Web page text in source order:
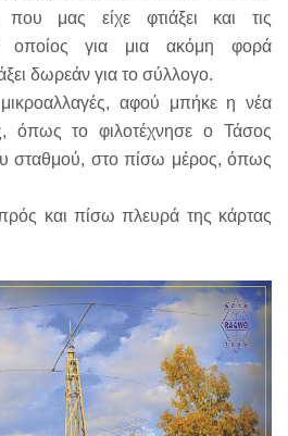
μας είχε φτιάξει και τις
οποίος για μια ακόμη φορά
δωρεάν για το σύλλογο.
αφού μπήκε η νέα
όπως το φιλοτέχνησε ο Τάσος
σταθμού, στο πίσω μέρος, όπως
και πίσω πλευρά της κάρτας